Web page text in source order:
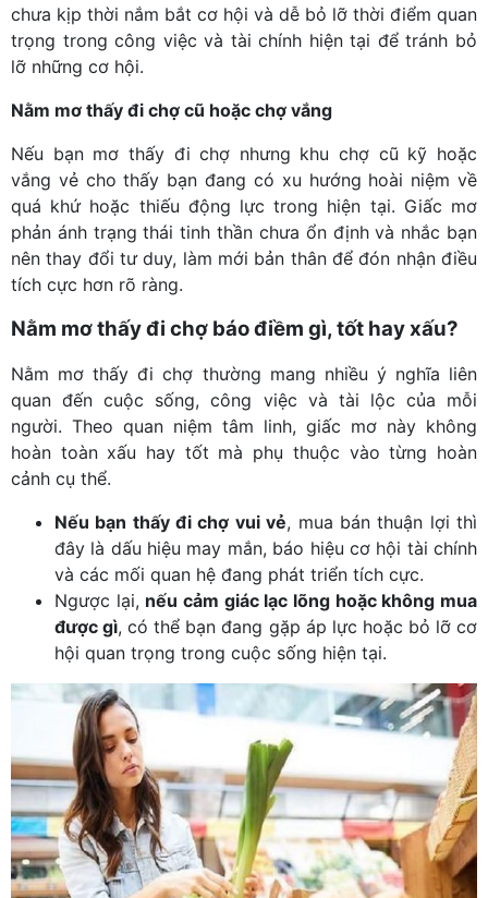
chưa kịp thời nắm bắt cơ hội và dễ bỏ lỡ thời điểm quan
trọng trong công việc và tài chính hiện tại để tránh bỏ
lỡ những cơ hội.
Nằm mơ thấy đi chợ cũ hoặc chợ vắng
Nếu bạn mơ thấy đi chợ nhưng khu chợ cũ kỹ hoặc
vắng vẻ cho thấy bạn đang có xu hướng hoài niệm về
quá khứ hoặc thiếu động lực trong hiện tại. Giấc mơ
phản ánh trạng thái tinh thần chưa ổn định và nhắc bạn
nên thay đổi tư duy, làm mới bản thân để đón nhận điều
tích cực hơn rõ ràng.
Nằm mơ thấy đi chợ báo điềm gì, tốt hay xấu?
Nằm mơ thấy đi chợ thường mang nhiều ý nghĩa liên
quan đến cuộc sống, công việc và tài lộc của mỗi
người. Theo quan niệm tâm linh, giấc mơ này không
hoàn toàn xấu hay tốt mà phụ thuộc vào từng hoàn
cảnh cụ thể.
Nếu bạn thấy đi chợ vui vẻ, mua bán thuận lợi thì
đây là dấu hiệu may mắn, báo hiệu cơ hội tài chính
và các mối quan hệ đang phát triển tích cực.
Ngược lại, nếu cảm giác lạc lõng hoặc không mua
được gì, có thể bạn đang gặp áp lực hoặc bỏ lỡ cơ
hội quan trọng trong cuộc sống hiện tại.